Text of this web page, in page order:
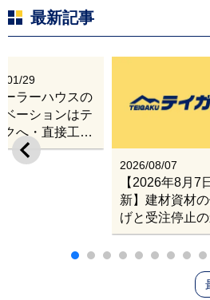
最新記事
2026/08/07
【2026年8月7
新】建材資材
げと受注停止
｜塗料・屋根
ンナー・断熱
ーフィングの
と材料入手困
01/29
ーラーハウスの
ベーションはテ
クへ・直接工事
張改修サービス